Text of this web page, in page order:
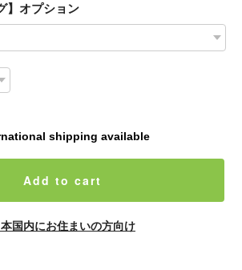
】オプション
shipping available
Add to cart
本国内にお住まいの方向け